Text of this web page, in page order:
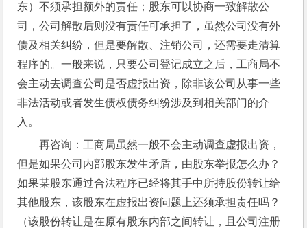
东）不须承担额外的责任；股东可以协商一致解散公
司，公司解散后则没有责任可承担了，虽然公司没有外
债及相关纠纷，但是要解散、注销公司，还需要走清算
程序的。一般来说，只要公司登记成立之后，工商局不
会主动去调查公司是否虚报出资，除非该公司从事一些
非法活动或者发生债权债务纠纷涉及到相关部门的介
入。
再咨询：工商局虽然一般不会主动调查虚报出资，
但是如果公司内部股东发生矛盾，由股东举报怎么办？
如果某股东通过合法程序已经将其手中所持股份转让给
其他股东，该股东在虚报出资问题上还须承担责任吗？
（该股份转让是在原有股东内部之间转让，且公司注册